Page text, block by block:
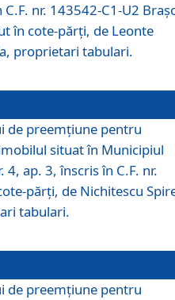
nr. 143542-C1-U2
în cote-părți, de Leonte
proprietari tabulari.
de preemţiune pentru
situat în Municipiul
ap. 3, înscris în C.F. nr.
părți, de Nichitescu
tabulari.
de preemţiune pentru